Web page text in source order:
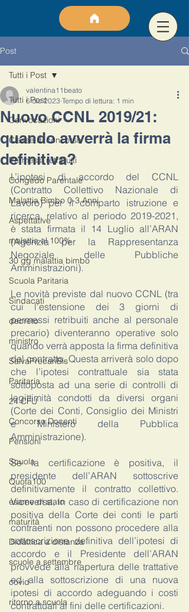
Post
Tutti i Post
Convocazioni
Classe di concorso
Permessi retribuiti
Congedo Parentale
Malattia Bimbo 0-3 Anni
Aspettative
malattia al 100%
30 gg malattia bimbo
Scuola Paritaria
Sindacati
decreto
ministro
SalvaPrecariBis
Paritaria
24 CFU
Concorso Docenti
Pensioni
Scuola
Quota100
esame di stato
maturità
Didattica a distanza
scuole a settembre
covid
ritorno a scuola
Tutti i Post
Nuovo CCNL 2019/21:
quando avverrà la firma
definitiva?
valentina11beato
6 dic 2023 Tempo di lettura: 1 min
L’ipotesi di accordo del CCNL
(Contratto Collettivo Nazionale di
Lavoro) per il comparto istruzione e
ricerca, relativo al periodo 2019-2021,
è stata firmata il 14 Luglio all’ARAN
(Agenzia per la Rappresentanza
Negoziale delle Pubbliche
Amministrazioni).
Le novità previste dal nuovo CCNL (tra
cui l’estensione dei 3 giorni di
permessi retribuiti anche al personale
precario) diventeranno operative solo
quando verrà apposta la firma definitiva
del contratto. Questa arriverà solo dopo
che l’ipotesi contrattuale sia stata
sottoposta ad una serie di controlli di
legittimità condotti da diversi organi
(Corte dei Conti, Consiglio dei Ministri
e Ministero della Pubblica
Amministrazione).
Se la certificazione è positiva, il
presidente dell’ARAN sottoscrive
definitivamente il contratto collettivo.
Viceversa, in caso di certificazione non
positiva della Corte dei conti le parti
contraenti non possono procedere alla
sottoscrizione definitiva dell’ipotesi di
accordo e il Presidente dell’ARAN
provvede alla riapertura delle trattative
ed alla sottoscrizione di una nuova
ipotesi di accordo adeguando i costi
contrattuali ai fini delle certificazioni.